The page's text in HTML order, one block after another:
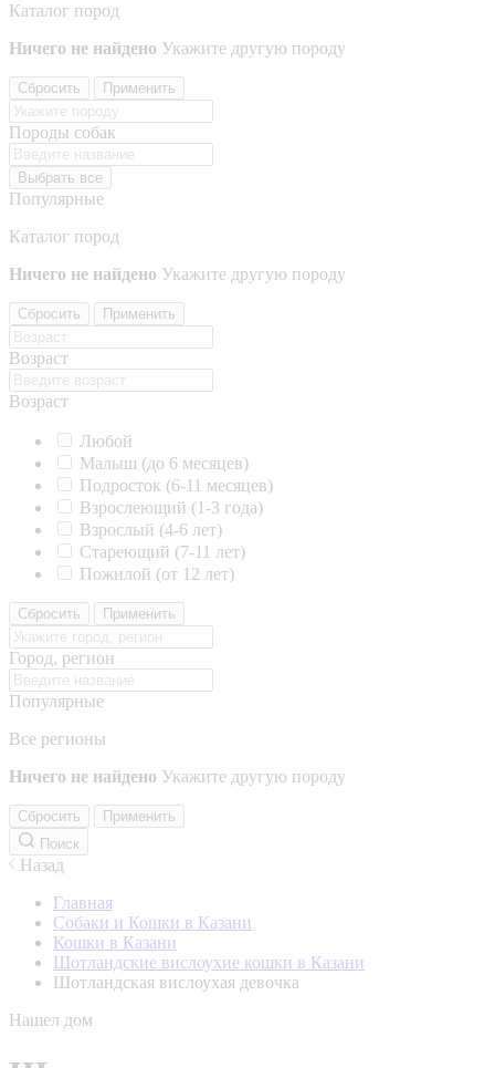
Каталог пород
Ничего не найдено Укажите другую породу
Сбросить Применить
Породы собак
Выбрать все
Популярные
Каталог пород
Ничего не найдено Укажите другую породу
Сбросить Применить
Возраст
Возраст
Любой
Малыш (до 6 месяцев)
Подросток (6-11 месяцев)
Взрослеющий (1-3 года)
Взрослый (4-6 лет)
Стареющий (7-11 лет)
Пожилой (от 12 лет)
Сбросить Применить
Город, регион
Популярные
Все регионы
Ничего не найдено Укажите другую породу
Сбросить
Применить
Поиск
Назад
Главная
Собаки и Кошки в Казани
Кошки в Казани
Шотландские вислоухие кошки в Казани
Шотландская вислоухая девочка
Нашел дом